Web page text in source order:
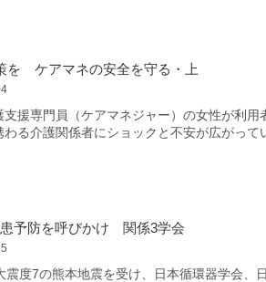
を ケアマネの安全を守る・上
援専門員（ケアマネジャー）の女性が利用
わる介護関係者にショックと不安が広がっ
予防を呼びかけ 関係3学会
度7の熊本地震を受け、日本循環器学会、